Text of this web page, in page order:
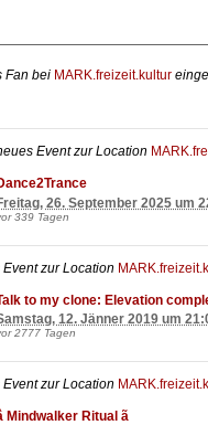
Fan bei MARK.freizeit.kultur
Event zur Location
26. September 2025 um
339 Tagen
zur Location
to my clone: Elevation
12. Jänner 2019 um
2777 Tagen
zur Location
Mindwalker Ritual ã